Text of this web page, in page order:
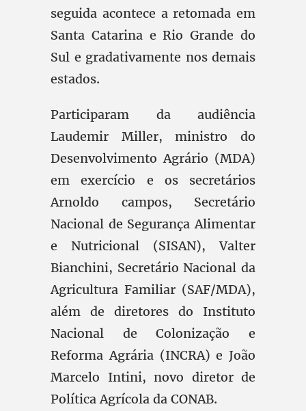
seguida acontece a retomada em
Santa Catarina e Rio Grande do
Sul e gradativamente nos demais
estados.
Participaram da audiência
Laudemir Miller, ministro do
Desenvolvimento Agrário (MDA)
em exercício e os secretários
Arnoldo campos, Secretário
Nacional de Segurança Alimentar
e Nutricional (SISAN), Valter
Bianchini, Secretário Nacional da
Agricultura Familiar (SAF/MDA),
além de diretores do Instituto
Nacional de Colonização e
Reforma Agrária (INCRA) e João
Marcelo Intini, novo diretor de
Política Agrícola da CONAB.